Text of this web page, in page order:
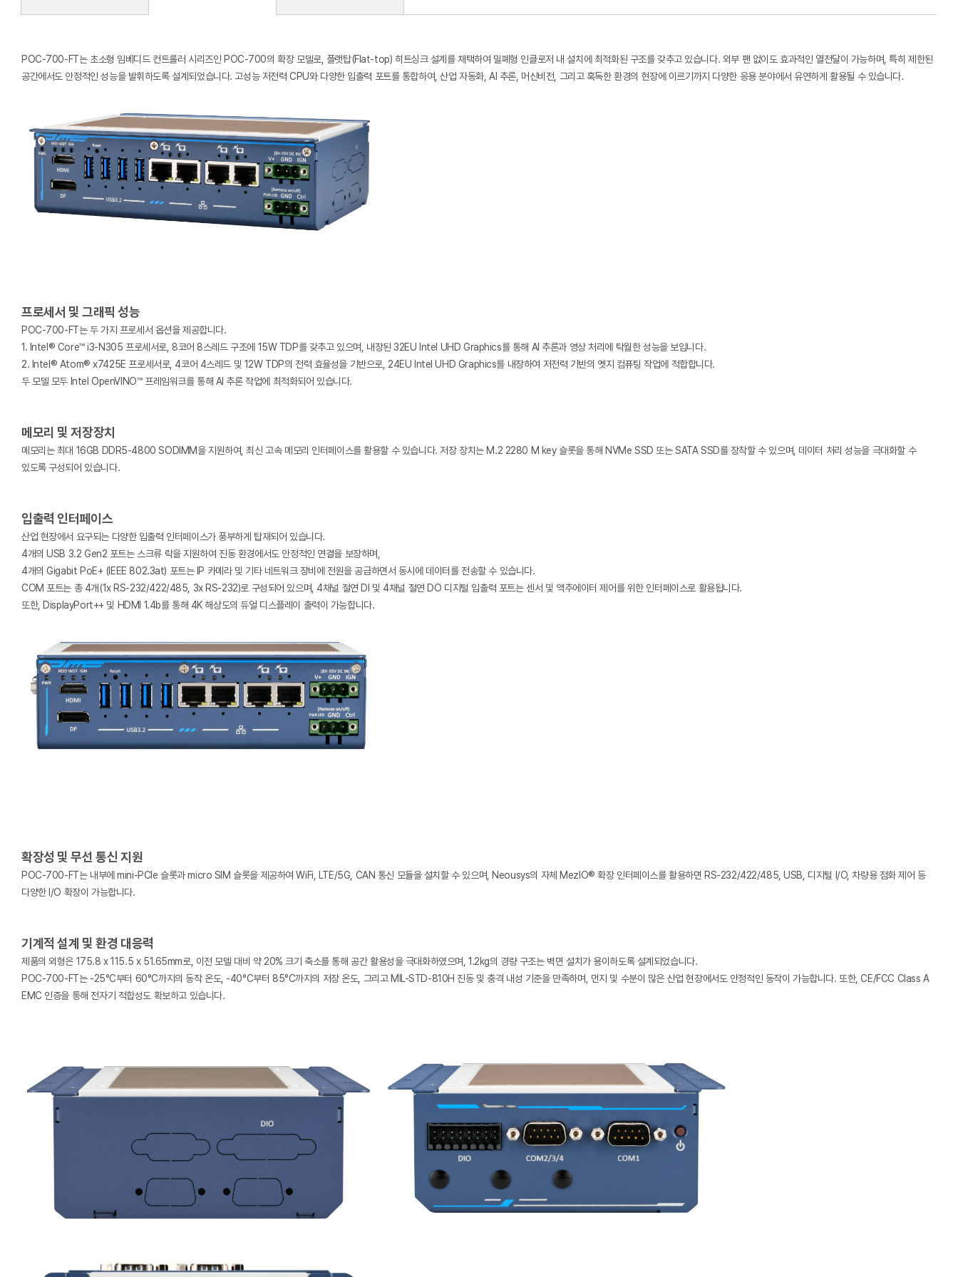
POC-700-FT는 초소형 임베디드 컨트롤러 시리즈인 POC-700의 확장 모델로, 플랫탑(Flat-top) 히트싱크 설계를 채택하여 밀폐형 인클로저 내 설치에 최적화된 구조를 갖추고 있습니다. 외부 팬 없이도 효과적인 열전달이 가능하며, 특히 제한된
공간에서도 안정적인 성능을 발휘하도록 설계되었습니다. 고성능 저전력 CPU와 다양한 입출력 포트를 통합하여, 산업 자동화, AI 추론, 머신비전, 그리고 혹독한 환경의 현장에 이르기까지 다양한 응용 분야에서 유연하게 활용될 수 있습니다.
프로세서 및 그래픽 성능
POC-700-FT는 두 가지 프로세서 옵션을 제공합니다.
1. Intel® Core™ i3-N305 프로세서로, 8코어 8스레드 구조에 15W TDP를 갖추고 있으며, 내장된 32EU Intel UHD Graphics를 통해 AI 추론과 영상 처리에 탁월한 성능을 보입니다.
2. Intel® Atom® x7425E 프로세서로, 4코어 4스레드 및 12W TDP의 전력 효율성을 기반으로, 24EU Intel UHD Graphics를 내장하여 저전력 기반의 엣지 컴퓨팅 작업에 적합합니다.
두 모델 모두 Intel OpenVINO™ 프레임워크를 통해 AI 추론 작업에 최적화되어 있습니다.
메모리 및 저장장치
메모리는 최대 16GB DDR5-4800 SODIMM을 지원하여, 최신 고속 메모리 인터페이스를 활용할 수 있습니다. 저장 장치는 M.2 2280 M key 슬롯을 통해 NVMe SSD 또는 SATA SSD를 장착할 수 있으며, 데이터 처리 성능을 극대화할 수
있도록 구성되어 있습니다.
입출력 인터페이스
산업 현장에서 요구되는 다양한 입출력 인터페이스가 풍부하게 탑재되어 있습니다.
4개의 USB 3.2 Gen2 포트는 스크류 락을 지원하여 진동 환경에서도 안정적인 연결을 보장하며,
4개의 Gigabit PoE+ (IEEE 802.3at) 포트는 IP 카메라 및 기타 네트워크 장비에 전원을 공급하면서 동시에 데이터를 전송할 수 있습니다.
COM 포트는 총 4개(1x RS-232/422/485, 3x RS-232)로 구성되어 있으며, 4채널 절연 DI 및 4채널 절연 DO 디지털 입출력 포트는 센서 및 액추에이터 제어를 위한 인터페이스로 활용됩니다.
또한, DisplayPort++ 및 HDMI 1.4b를 통해 4K 해상도의 듀얼 디스플레이 출력이 가능합니다.
확장성 및 무선 통신 지원
POC-700-FT는 내부에 mini-PCIe 슬롯과 micro SIM 슬롯을 제공하여 WiFi, LTE/5G, CAN 통신 모듈을 설치할 수 있으며, Neousys의 자체 MezIO® 확장 인터페이스를 활용하면 RS-232/422/485, USB, 디지털 I/O, 차량용 점화 제어 등
다양한 I/O 확장이 가능합니다.
기계적 설계 및 환경 대응력
제품의 외형은 175.8 x 115.5 x 51.65mm로, 이전 모델 대비 약 20% 크기 축소를 통해 공간 활용성을 극대화하였으며, 1.2kg의 경량 구조는 벽면 설치가 용이하도록 설계되었습니다.
POC-700-FT는 -25°C부터 60°C까지의 동작 온도, -40°C부터 85°C까지의 저장 온도, 그리고 MIL-STD-810H 진동 및 충격 내성 기준을 만족하며, 먼지 및 수분이 많은 산업 현장에서도 안정적인 동작이 가능합니다. 또한, CE/FCC Class A
EMC 인증을 통해 전자기 적합성도 확보하고 있습니다.